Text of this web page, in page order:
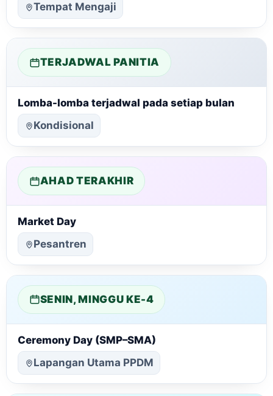
Tempat Mengaji
TERJADWAL PANITIA
Lomba-lomba terjadwal pada setiap bulan
Kondisional
AHAD TERAKHIR
Market Day
Pesantren
SENIN, MINGGU KE-4
Ceremony Day (SMP–SMA)
Lapangan Utama PPDM